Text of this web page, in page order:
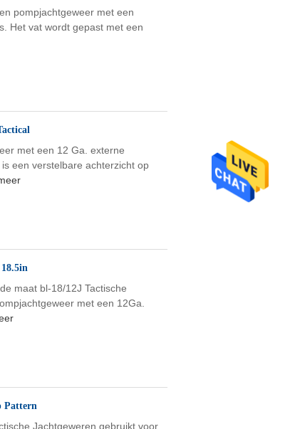
pompjachtgeweer met een
Het vat wordt gepast met een
met een 12 Ga. externe
een verstelbare achterzicht op
maat bl-18/12J Tactische
met een 12Ga.
Pattern
Jachtgeweren gebruikt voor